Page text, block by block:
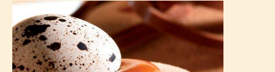
Arriba
chocolate
Easter
Nest